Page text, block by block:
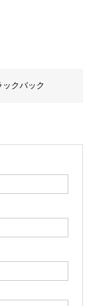
ックバック